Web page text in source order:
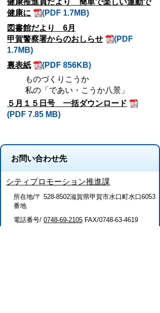
健康推進員だより 簡単で楽しい運動で
健康に
(PDF 1.7MB)
図書館だより 6月
甲賀警察署からのおしらせ
(PDF
1.7MB)
裏表紙
(PDF 856KB)
ものづくりこうか
私の「であい・こうか八景」
５月１５日号 一括ダウンロード
(PDF 7.85 MB)
お問い合わせ先
シティプロモーション推進課
所在地/〒 528-8502滋賀県甲賀市水口町水口6053
番地
電話番号/ 0748-69-2105 FAX/0748-63-4619